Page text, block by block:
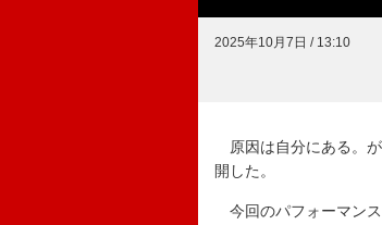
2025年10月7日 / 13:10
原因は自分にある。
開した。
今回のパフォーマン